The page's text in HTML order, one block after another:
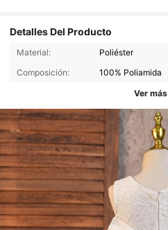
Detalles Del Producto
Material:
Poliéster
Composición:
100% Poliamida
Ver más
243K Seguidores